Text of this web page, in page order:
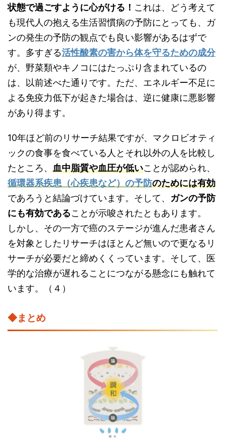
状態で過ごすように心がける！ これは、どう考えて
も現代人の抱える生活習慣病の予防にとっても、ガ
ンの発生の予防の観点でも良い影響があるはずで
す。多すぎる活性酸素の害から体を守るための成分
が、野菜類やキノコにはたっぷり含まれているの
は、以前述べた通りです。ただ、エネルギー不足に
よる免疫力低下が起きた場合は、逆に健康に悪影響
があり得ます。
10年ほど前のリサーチ結果ですが、マクロビオティ
ックの食事を食べている人とそれ以外の人を比較し
たところ、 血中脂質や血圧が低いことが認められ、
循環器系疾患（心疾患など）の予防のためには有効
であろうと結論づけています。そして、 ガンの予防
にも有効であることが示唆されたともあります。
しかし、その一方で癌のステージが進んだ患者さん
を対象としたリサーチはほとんど無いので更なるリ
サーチが必要だと締めくくっています。そして、医
学的な治療が遅れることにつながる懸念にも触れて
います。（４）
◆まとめ